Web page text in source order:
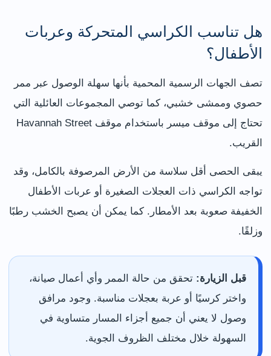
هل تناسب الكراسي المتحركة وعربات
الأطفال؟
تصف الجهات الرسمية المحمية بأنها سهلة الوصول عبر ممر
حصوي وممشى خشبي، كما توصي المجموعات العائلية التي
تحتاج إلى موقف ميسر باستخدام موقف Havannah Street
القريب.
يبقى الحصى أقل سلاسة من الأرض المرصوفة بالكامل، وقد
تواجه الكراسي ذات العجلات الصغيرة أو عربات الأطفال
الخفيفة صعوبة بعد الأمطار. كما يمكن أن يصبح الخشب رطبًا
وزلقًا.
قبل الزيارة: تحقق من حالة الممر وأي أعمال صيانة،
واختر كرسيًا أو عربة بعجلات مناسبة. وجود مرافق
وصول لا يعني أن جميع أجزاء المسار متساوية في
السهولة خلال مختلف الظروف الجوية.